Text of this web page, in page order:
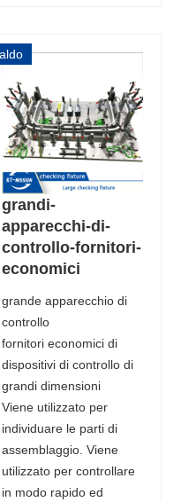
grandi-
apparecchi-di-
controllo-fornitori-
economici
grande apparecchio di
controllo
fornitori economici di
dispositivi di controllo di
grandi dimensioni
Viene utilizzato per
individuare le parti di
assemblaggio. Viene
utilizzato per controllare
in modo rapido ed